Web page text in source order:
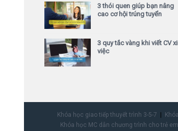
3 thói quen giúp bạn nâng
cao cơ hội trúng tuyển
3 quy tắc vàng khi viết CV
việc
Khóa học giao tiếp thuyết trình 3-5-7
Khóa học MC dẫn chương trình cho trẻ em